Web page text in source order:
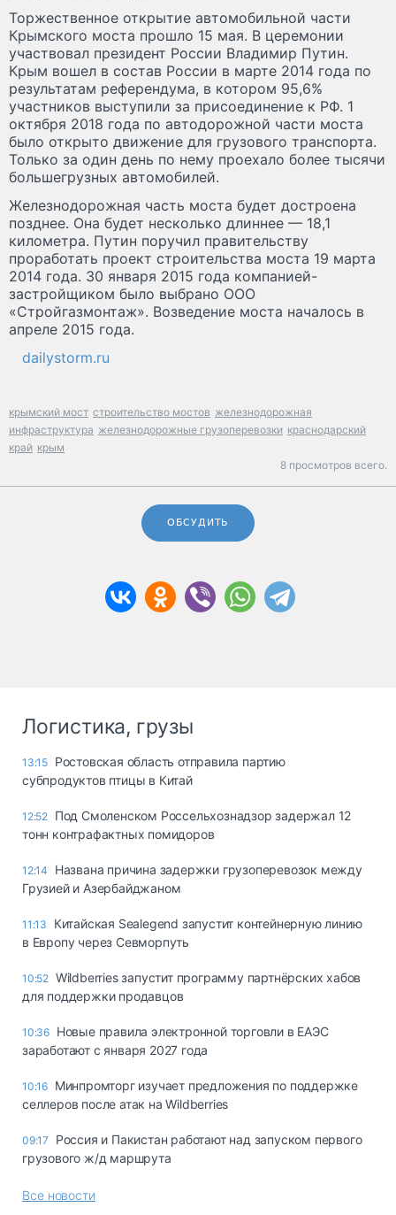
Торжественное открытие автомобильной части
Крымского моста прошло 15 мая. В церемонии
участвовал президент России Владимир Путин.
Крым вошел в состав России в марте 2014 года по
результатам референдума, в котором 95,6%
участников выступили за присоединение к РФ. 1
октября 2018 года по автодорожной части моста
было открыто движение для грузового транспорта.
Только за один день по нему проехало более тысячи
большегрузных автомобилей.
Железнодорожная часть моста будет достроена
позднее. Она будет несколько длиннее — 18,1
километра. Путин поручил правительству
проработать проект строительства моста 19 марта
2014 года. 30 января 2015 года компанией-
застройщиком было выбрано ООО
«Стройгазмонтаж». Возведение моста началось в
апреле 2015 года.
dailystorm.ru
крымский мост строительство мостов железнодорожная
инфраструктура железнодорожные грузоперевозки краснодарский
край крым
8 просмотров всего.
ОБСУДИТЬ
Логистика, грузы
13:15 Ростовская область отправила партию
субпродуктов птицы в Китай
12:52 Под Смоленском Россельхознадзор задержал 12
тонн контрафактных помидоров
12:14
Названа причина задержки грузоперевозок между
Грузией и Азербайджаном
11:13
Китайская Sealegend запустит контейнерную линию
в Европу через Севморпуть
10:52 Wildberries запустит программу партнёрских хабов
для поддержки продавцов
10:36 Новые правила электронной торговли в ЕАЭС
заработают с января 2027 года
10:16 Минпромторг изучает предложения по поддержке
селлеров после атак на Wildberries
09:17
Россия и Пакистан работают над запуском первого
грузового ж/д маршрута
Все новости